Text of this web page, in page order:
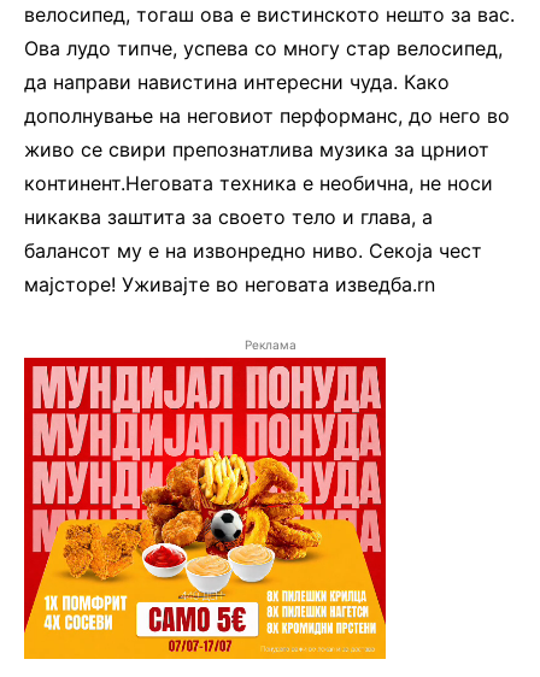
велосипед, тогаш ова е вистинското нешто за вас.
Ова лудо типче, успева со многу стар велосипед,
да направи навистина интересни чуда. Како
дополнување на неговиот перформанс, до него во
живо се свири препознатлива музика за црниот
континент.Неговата техника е необична, не носи
никаква заштита за своето тело и глава, а
балансот му е на извонредно ниво. Секоја чест
мајсторе! Уживајте во неговата изведба.rn
Реклама